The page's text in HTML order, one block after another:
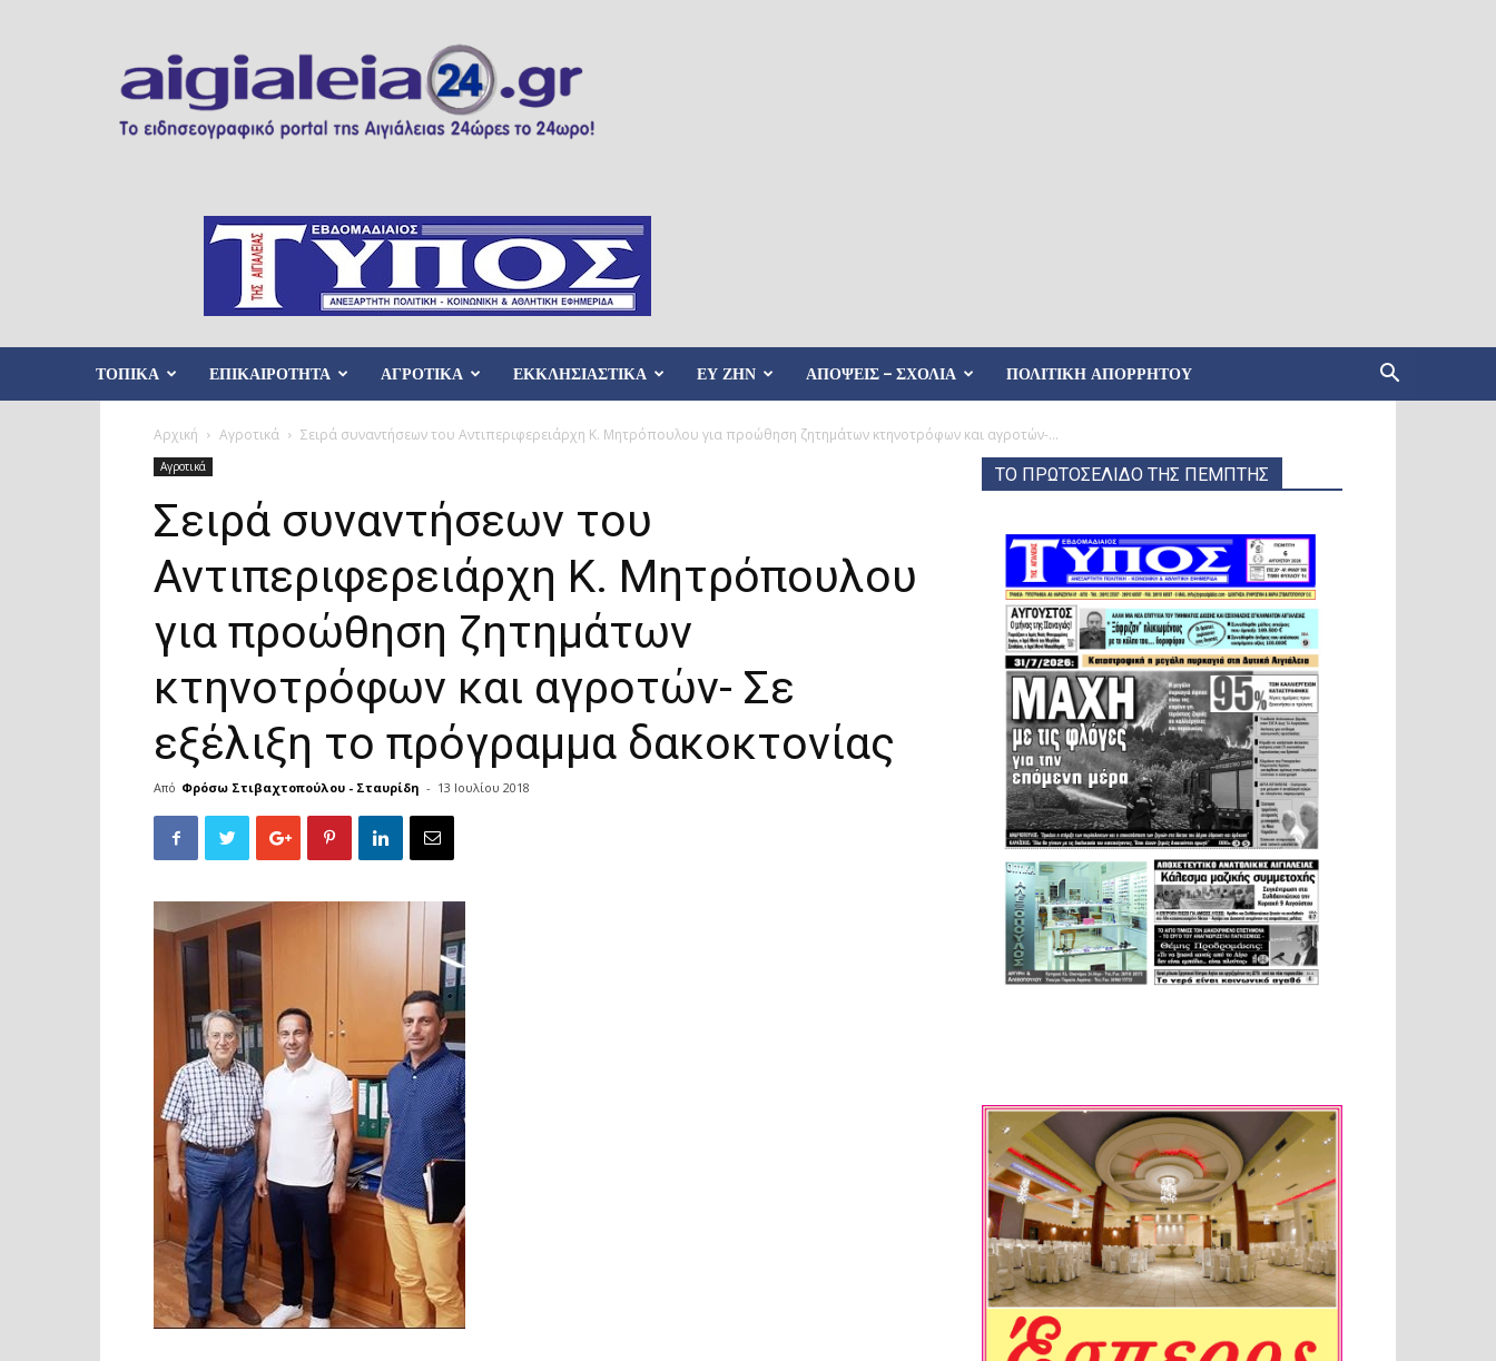
ΤΟΠΙΚΑ ΕΠΙΚΑΙΡΟΤΗΤΑ ΑΓΡΟΤΙΚΑ ΕΚΚΛΗΣΙΑΣΤΙΚΑ ΕΥ ΖΗΝ ΑΠΟΨΕΙΣ – ΣΧΟΛΙΑ ΠΟΛΙΤΙΚΉ ΑΠΟΡΡΉΤΟΥ
Αρχική Αγροτικά Σειρά συναντήσεων του Αντιπεριφερειάρχη Κ. Μητρόπουλου για προώθηση ζητημάτων κτηνοτρόφων και αγροτών-...
Αγροτικά
Σειρά συναντήσεων του
Αντιπεριφερειάρχη Κ. Μητρόπουλου
για προώθηση ζητημάτων
κτηνοτρόφων και αγροτών- Σε
εξέλιξη το πρόγραμμα δακοκτονίας
Από Φρόσω Στιβαχτοπούλου - Σταυρίδη - 13 Ιουλίου 2018
ΤΟ ΠΡΩΤΟΣΕΛΙΔΟ ΤΗΣ ΠΕΜΠΤΗΣ